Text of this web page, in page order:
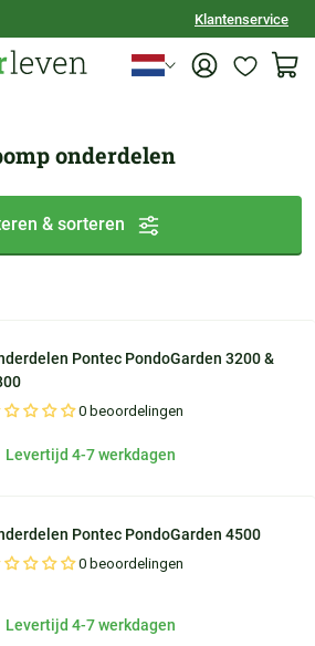
verzonden
Klantenservice
onderdelen
& sorteren
Pontec PondoGarden 3200 &
0 beoordelingen
Levertijd 4-7 werkdagen
Pontec PondoGarden 4500
0 beoordelingen
Levertijd 4-7 werkdagen